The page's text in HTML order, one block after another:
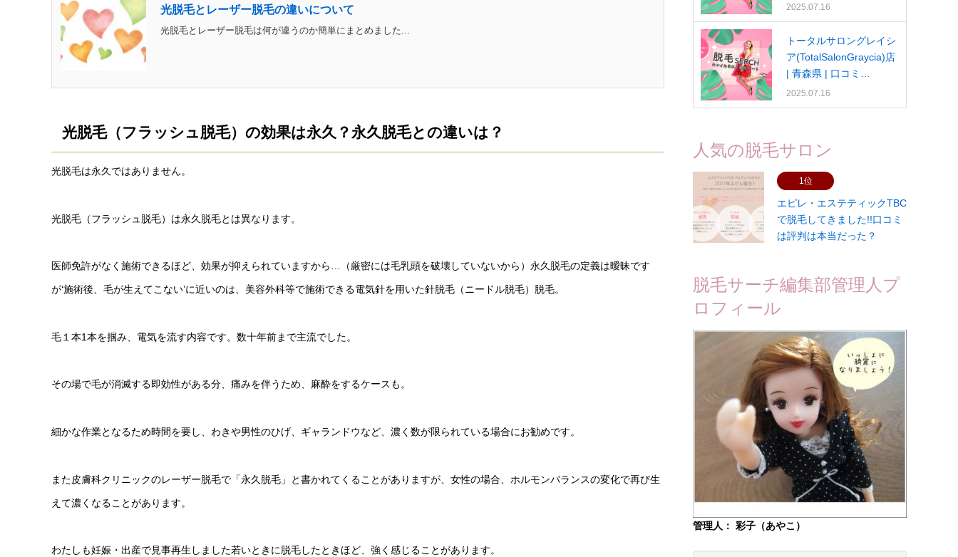
光脱毛とレーザー脱毛の違いについて
光脱毛とレーザー脱毛は何が違うのか簡単にまとめました...
光脱毛（フラッシュ脱毛）の効果は永久？永久脱毛との違いは？
光脱毛は永久ではありません。
光脱毛（フラッシュ脱毛）は永久脱毛とは異なります。
医師免許がなく施術できるほど、効果が抑えられていますから…（厳密には毛乳頭を破壊していないから）永久脱毛の定義は曖昧です
が‘施術後、毛が生えてこない’に近いのは、美容外科等で施術できる電気針を用いた針脱毛（ニードル脱毛）脱毛。
毛１本1本を掴み、電気を流す内容です。数十年前まで主流でした。
その場で毛が消滅する即効性がある分、痛みを伴うため、麻酔をするケースも。
細かな作業となるため時間を要し、わきや男性のひげ、ギャランドウなど、濃く数が限られている場合にお勧めです。
また皮膚科クリニックのレーザー脱毛で「永久脱毛」と書かれてくることがありますが、女性の場合、ホルモンバランスの変化で再び生
えて濃くなることがあります。
わたしも妊娠・出産で見事再生しました若いときに脱毛したときほど、強く感じることがあります。
2025.07.16
トータルサロングレイシ
ア(TotalSalonGraycia)店
| 青森県 | 口コミ…
2025.07.16
人気の脱毛サロン
1位
エピレ・エステティックTBC
で脱毛してきました!!口コミ
は評判は本当だった？
脱毛サーチ編集部管理人プ
ロフィール
管理人： 彩子（あやこ）